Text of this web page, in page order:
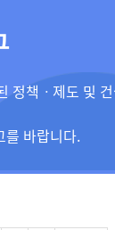
정책ㆍ제도 및
를 바랍니다.